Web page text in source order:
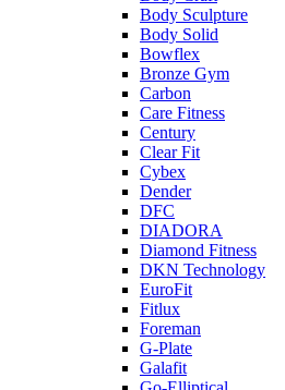
Body Sculpture
Body Solid
Bowflex
Bronze Gym
Carbon
Care Fitness
Century
Clear Fit
Cybex
Dender
DFC
DIADORA
Diamond Fitness
DKN Technology
EuroFit
Fitlux
Foreman
G-Plate
Galafit